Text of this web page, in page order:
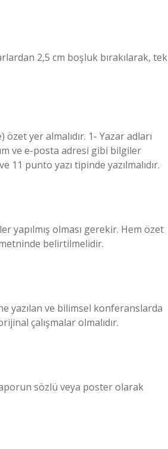
2,5 cm boşluk bırakılarak, tek
yer almalıdır. 1- Yazar adları
ve e-posta adresi gibi bilgiler
11 punto yazı tipinde yazılmalıdır.
yapılmış olması gerekir. Hem özet
belirtilmelidir.
yazılan ve bilimsel konferanslarda
çalışmalar olmalıdır.
sözlü veya poster olarak